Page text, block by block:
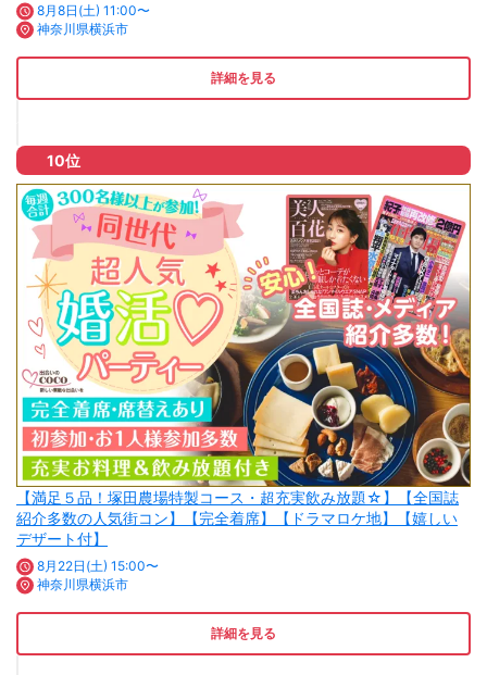
8月8日(土) 11:00〜
神奈川県横浜市
詳細を見る
10位
【満足５品！塚田農場特製コース・超充実飲み放題☆】【全国誌
紹介多数の人気街コン】【完全着席】【ドラマロケ地】【嬉しい
デザート付】
8月22日(土) 15:00〜
神奈川県横浜市
詳細を見る